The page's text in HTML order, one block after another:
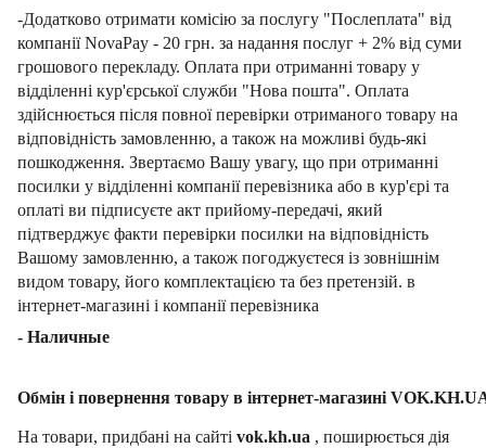
-Додатково отримати комісію за послугу "Послеплата" від
компанії NovaPay - 20 грн. за надання послуг + 2% від суми
грошового перекладу. Оплата при отриманні товару у
відділенні кур'єрської служби "Нова пошта". Оплата
здійснюється після повної перевірки отриманого товару на
відповідність замовленню, а також на можливі будь-які
пошкодження. Звертаємо Вашу увагу, що при отриманні
посилки у відділенні компанії перевізника або в кур'єрі та
оплаті ви підписуєте акт прийому-передачі, який
підтверджує факти перевірки посилки на відповідність
Вашому замовленню, а також погоджуєтеся із зовнішнім
видом товару, його комплектацією та без претензій. в
інтернет-магазині і компанії перевізника
- Наличные
Обмін і повернення товару в інтернет-магазині
На товари, придбані на сайті vok.kh.ua , поширюється дія